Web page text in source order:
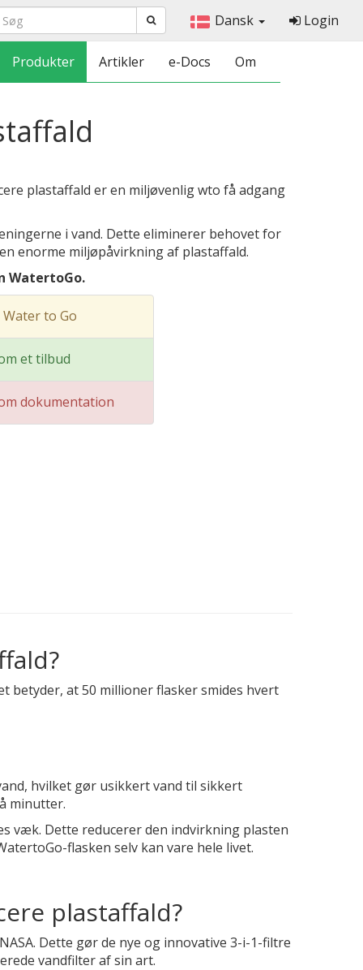
Dansk Login
Produkter Artikler e-Docs Om
plastaffald er en miljøvenlig wto få adgang
i vand. Dette eliminerer behovet for
enorme miljøpåvirkning af plastaffald.
WatertoGo.
to Go
et tilbud
dokumentation
betyder, at 50 millioner flasker smides hvert
hvilket gør usikkert vand til sikkert
minutter.
væk. Dette reducerer den indvirkning plasten
flasken selv kan vare hele livet.
plastaffald?
Dette gør de nye og innovative 3-i-1-filtre
vandfilter af sin art.